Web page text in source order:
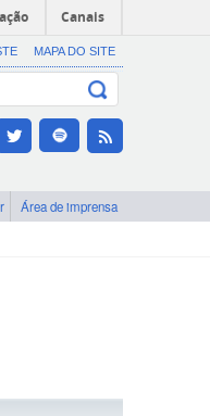
Canais
MAPA DO SITE
Área de imprensa